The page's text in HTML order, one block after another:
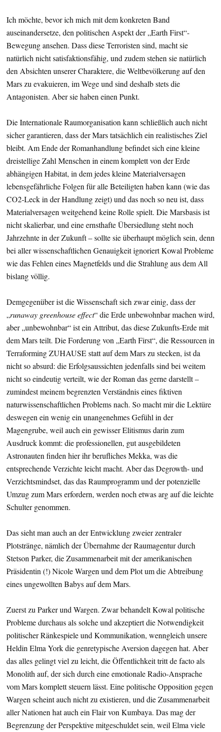
Ich möchte, bevor ich mich mit dem konkreten Band
auseinandersetze, den politischen Aspekt der „Earth First“-
Bewegung ansehen. Dass diese Terroristen sind, macht sie
natürlich nicht satisfaktionsfähig, und zudem stehen sie natürlich
den Absichten unserer Charaktere, die Weltbevölkerung auf den
Mars zu evakuieren, im Wege und sind deshalb stets die
Antagonisten. Aber sie haben einen Punkt.
Die Internationale Raumorganisation kann schließlich auch nicht
sicher garantieren, dass der Mars tatsächlich ein realistisches Ziel
bleibt. Am Ende der Romanhandlung befindet sich eine kleine
dreistellige Zahl Menschen in einem komplett von der Erde
abhängigen Habitat, in dem jedes kleine Materialversagen
lebensgefährliche Folgen für alle Beteiligten haben kann (wie das
CO2-Leck in der Handlung zeigt) und das noch so neu ist, dass
Materialversagen weitgehend keine Rolle spielt. Die Marsbasis ist
nicht skalierbar, und eine ernsthafte Übersiedlung steht noch
Jahrzehnte in der Zukunft – sollte sie überhaupt möglich sein, denn
bei aller wissenschaftlichen Genauigkeit ignoriert Kowal Probleme
wie das Fehlen eines Magnetfelds und die Strahlung aus dem All
bislang völlig.
Demgegenüber ist die Wissenschaft sich zwar einig, dass der
„runaway greenhouse effect“ die Erde unbewohnbar machen wird,
aber „unbewohnbar“ ist ein Attribut, das diese Zukunfts-Erde mit
dem Mars teilt. Die Forderung von „Earth First“, die Ressourcen in
Terraforming ZUHAUSE statt auf dem Mars zu stecken, ist da
nicht so absurd: die Erfolgsaussichten jedenfalls sind bei weitem
nicht so eindeutig verteilt, wie der Roman das gerne darstellt –
zumindest meinem begrenzten Verständnis eines fiktiven
naturwissenschaftlichen Problems nach. So macht mir die Lektüre
deswegen ein wenig ein unangenehmes Gefühl in der
Magengrube, weil auch ein gewisser Elitismus darin zum
Ausdruck kommt: die professionellen, gut ausgebildeten
Astronauten finden hier ihr berufliches Mekka, was die
entsprechende Verzichte leicht macht. Aber das Degrowth- und
Verzichtsmindset, das das Raumprogramm und der potenzielle
Umzug zum Mars erfordern, werden noch etwas arg auf die leichte
Schulter genommen.
Das sieht man auch an der Entwicklung zweier zentraler
Plotstränge, nämlich der Übernahme der Raumagentur durch
Stetson Parker, die Zusammenarbeit mit der amerikanischen
Präsidentin (!) Nicole Wargen und dem Plot um die Abtreibung
eines ungewollten Babys auf dem Mars.
Zuerst zu Parker und Wargen. Zwar behandelt Kowal politische
Probleme durchaus als solche und akzeptiert die Notwendigkeit
politischer Ränkespiele und Kommunikation, wenngleich unsere
Heldin Elma York die genretypische Aversion dagegen hat. Aber
das alles gelingt viel zu leicht, die Öffentlichkeit tritt de facto als
Monolith auf, der sich durch eine emotionale Radio-Ansprache
vom Mars komplett steuern lässt. Eine politische Opposition gegen
Wargen scheint auch nicht zu existieren, und die Zusammenarbeit
aller Nationen hat auch ein Flair von Kumbaya. Das mag der
Begrenzung der Perspektive mitgeschuldet sein, weil Elma viele